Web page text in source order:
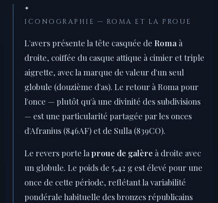
✦
ICONOGRAPHIE — ROMA ET LA PROUE
L'avers présente la tête casquée de Roma à
droite, coiffée du casque attique à cimier et triple
aigrette, avec la marque de valeur d'un seul
globule (douzième d'as). Le retour à Roma pour
l'once — plutôt qu'à une divinité des subdivisions
— est une particularité partagée par les onces
d'Afranius (846AF) et de Sulla (839CO).
Le revers porte la proue de galère à droite avec
un globule. Le poids de 5,42 g est élevé pour une
once de cette période, reflétant la variabilité
pondérale habituelle des bronzes républicains